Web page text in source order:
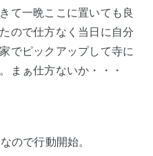
て一晩ここに置いても良
ので仕方なく当日に自分
でピックアップして寺に
まぁ仕方ないか・・・
ので行動開始。